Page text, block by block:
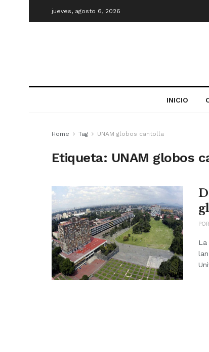
jueves, agosto 6, 2026
INICIO
Home Tag UNAM globos cantolla
Etiqueta: UNAM globos
POR
La